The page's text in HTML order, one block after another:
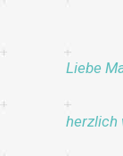
Liebe
herzlich